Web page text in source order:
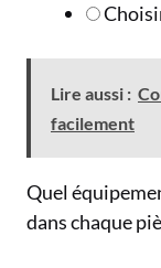
Lire aussi :
facilement
Quel
dans chaque